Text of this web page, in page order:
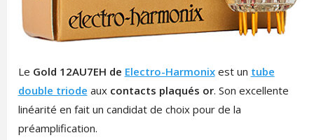
Le Gold 12AU7EH de Electro-Harmonix est un tube
double triode aux contacts plaqués or. Son excellente
linéarité en fait un candidat de choix pour de la
préamplification.